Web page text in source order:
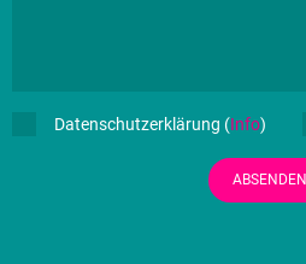
Datenschutzerklärung (Info)
ABSENDEN